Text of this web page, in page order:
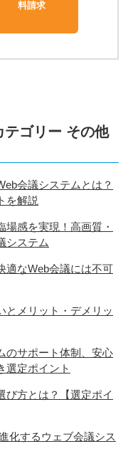
料請求
ゴリー その他
会議システムとは？
を解説
場感を実現！高画質・
システム
適なWeb会議には不可
とメリット・デメリッ
のサポート体制、安心
選定ポイント
び方とは？【選定ポイ
化するウェブ会議シス